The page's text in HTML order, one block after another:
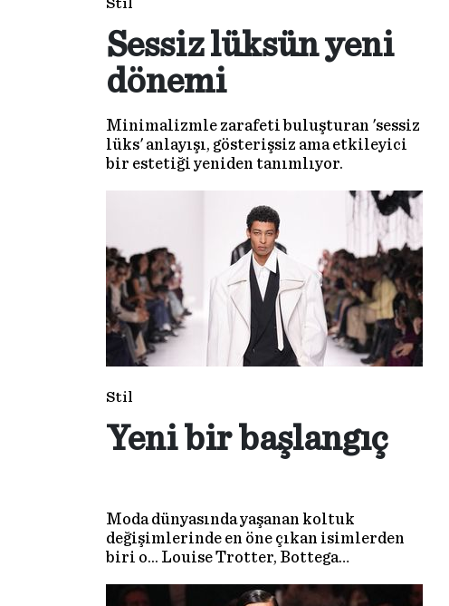
Stil
Sessiz lüksün yeni
dönemi
Minimalizmle zarafeti buluşturan 'sessiz
lüks' anlayışı, gösterişsiz ama etkileyici
bir estetiği yeniden tanımlıyor.
Stil
Yeni bir başlangıç
Moda dünyasında yaşanan koltuk
değişimlerinde en öne çıkan isimlerden
biri o... Louise Trotter, Bottega
köklü mirasına saygı duruşunda